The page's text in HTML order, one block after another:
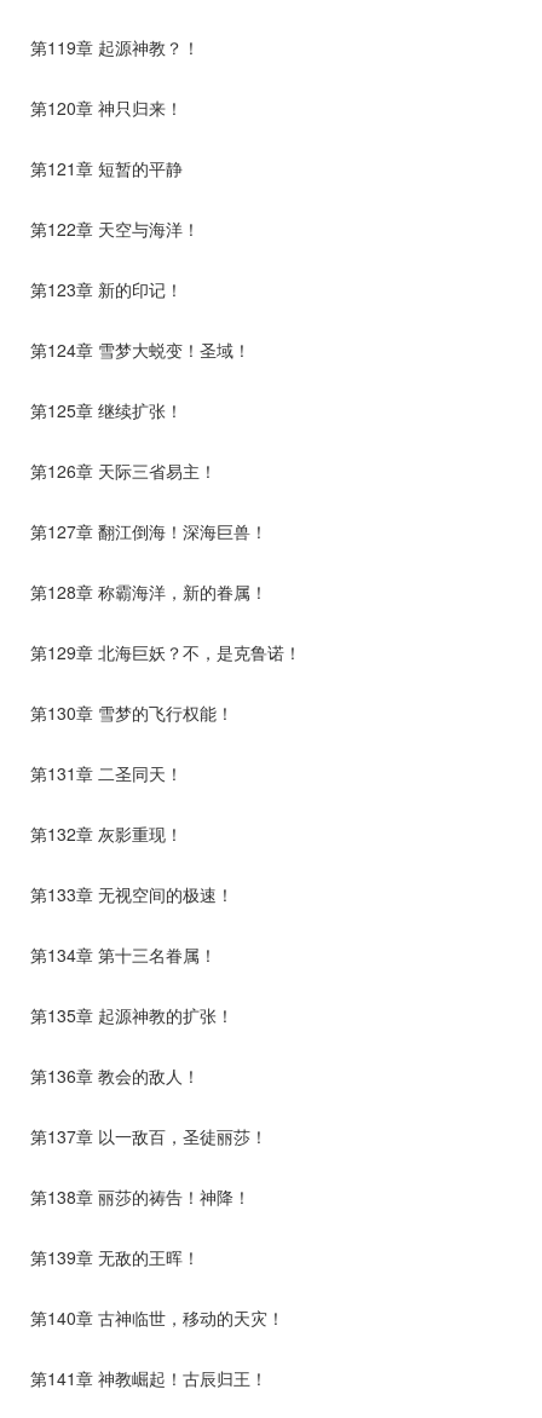
第119章 起源神教？！
第120章 神只归来！
第121章 短暂的平静
第122章 天空与海洋！
第123章 新的印记！
第124章 雪梦大蜕变！圣域！
第125章 继续扩张！
第126章 天际三省易主！
第127章 翻江倒海！深海巨兽！
第128章 称霸海洋，新的眷属！
第129章 北海巨妖？不，是克鲁诺！
第130章 雪梦的飞行权能！
第131章 二圣同天！
第132章 灰影重现！
第133章 无视空间的极速！
第134章 第十三名眷属！
第135章 起源神教的扩张！
第136章 教会的敌人！
第137章 以一敌百，圣徒丽莎！
第138章 丽莎的祷告！神降！
第139章 无敌的王晖！
第140章 古神临世，移动的天灾！
第141章 神教崛起！古辰归王！